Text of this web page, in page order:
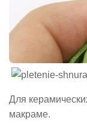
Для
макраме.